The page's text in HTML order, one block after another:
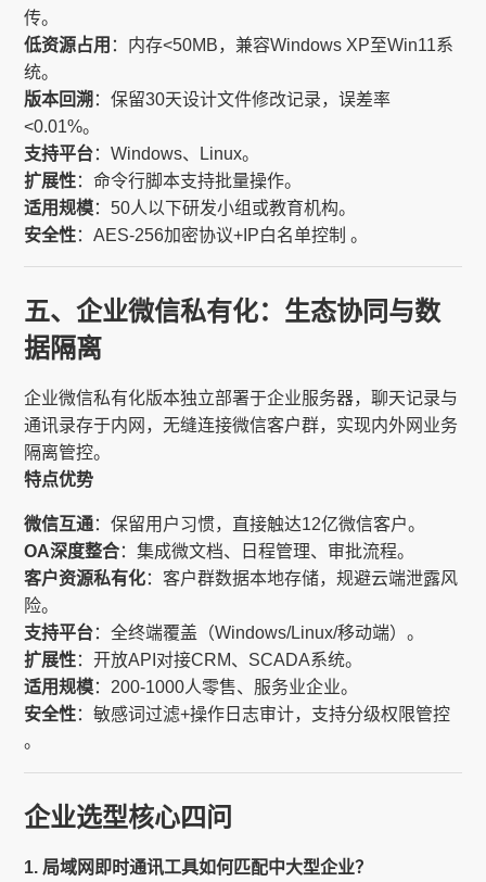
传。
低资源占用 ：内存<50MB，兼容Windows XP至Win11系
统。
版本回溯 ：保留30天设计文件修改记录，误差率
<0.01%。
支持平台：Windows、Linux。
扩展性：命令行脚本支持批量操作。
适用规模：50人以下研发小组或教育机构。
安全性：AES-256加密协议+IP白名单控制 。
五、企业微信私有化：生态协同与数
据隔离
企业微信私有化版本独立部署于企业服务器，聊天记录与
通讯录存于内网，无缝连接微信客户群，实现内外网业务
隔离管控。
特点优势
微信互通：保留用户习惯，直接触达12亿微信客户。
OA深度整合：集成微文档、日程管理、审批流程。
客户资源私有化：客户群数据本地存储，规避云端泄露风
险。
支持平台：全终端覆盖（Windows/Linux/移动端）。
扩展性：开放API对接CRM、SCADA系统。
适用规模：200-1000人零售、服务业企业。
安全性：敏感词过滤+操作日志审计，支持分级权限管控
。
企业选型核心四问
1. 局域网即时通讯工具如何匹配中大型企业？